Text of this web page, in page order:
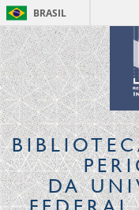
BRASIL
DA